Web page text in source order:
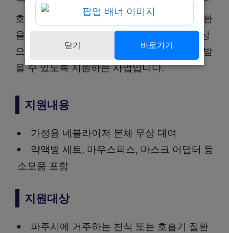
호흡분무기기 대여사업은 천식 등 호흡기 질환
을 진단받은 파주시민에게 네블라이저를 무상
으로 대여하여 가정에서도 안정적인 치료를 받
을 수 있도록 지원하는 사업입니다.
지원내용
가정용 네블라이저 본체 무상 대여
약액병 세트, 마우스피스, 마스크 어댑터 등
소모품 포함
지원대상
파주시에 거주하는 천식 또는 호흡기 질환
닫기 바로가기